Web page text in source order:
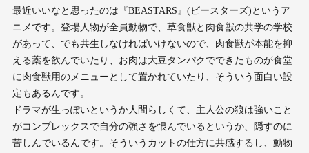
最近いいなと思ったのは『BEASTARS』(ビースターズ)というア
ニメです。登場人物が全員動物で、草食獣と肉食獣の共学の学校
があって、でも共生しなければいけないので、肉食獣が本能を抑
える薬を飲んでいたり、お肉は大豆タンパクでできたものが食堂
に肉食獣用のメニューとして置かれていたり、そういう面白い設
定もあるんです。
ドラマが生っぽいというか人間らしくて、主人公の狼は強いこと
がコンプレックスで自分の強さを恨んでいるというか、隠すのに
苦しんでいるんです。そういうカットの仕方に共感するし、動物